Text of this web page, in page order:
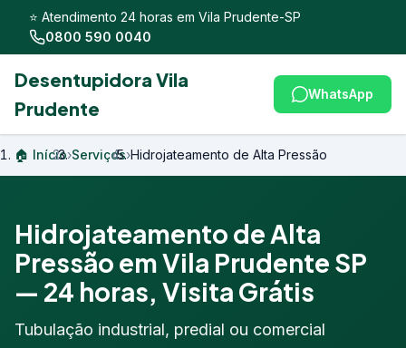
⭐ Atendimento 24 horas em Vila Prudente-SP
0800 590 0040
Desentupidora Vila
Prudente
WhatsApp
🏠 Início›Serviços›Hidrojateamento de Alta Pressão
Hidrojateamento de Alta
Pressão em Vila Prudente SP
— 24 horas, Visita Grátis
Tubulação industrial, predial ou comercial